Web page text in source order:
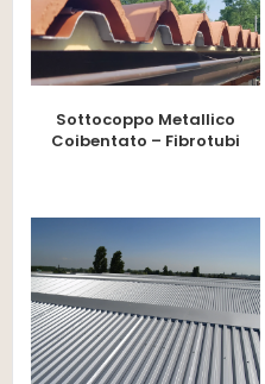
Sottocoppo Metallico
Coibentato – Fibrotubi